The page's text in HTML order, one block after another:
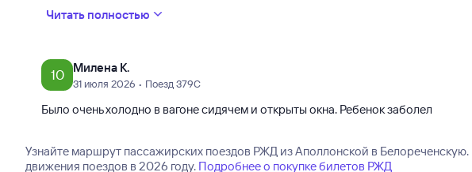
Читать полностью
10 Милена К.
31 июля 2026 • Поезд 379С
Было очень холодно в вагоне сидячем и открыты окна. Ребенок заболел
Узнайте маршрут пассажирских поездов РЖД из Аполлонской в
движения поездов в 2026 году. Подробнее о покупке билетов РЖД